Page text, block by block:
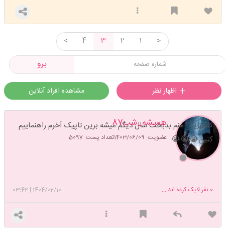
For the sunshine after the long nights
>
1
2
3
4
<
برو
مشاهده افراد آنلاین
همیشه_شب87
عضویت: 1403/06/09 تعداد پست: 5097
کنکوریاااا منم بدبخت سال دیگم میشه برین تاپیک آخرم راهنماییم
کنین😭😭😭
1404/02/10
|
03:42 0 نفر لایک کرده اند ...